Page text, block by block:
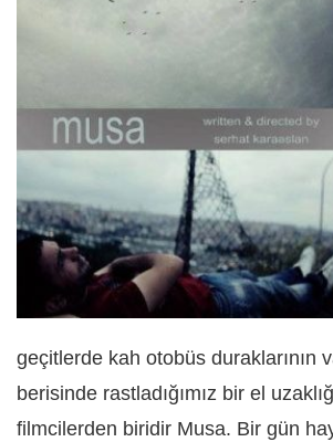
geçitlerde kah otobüs duraklarının
berisinde rastladığımız bir el
filmcilerden biridir Musa. Bir gün